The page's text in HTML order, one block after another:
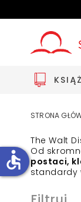
STRONA
The Walt
Od
postaci,
standardy
accessible